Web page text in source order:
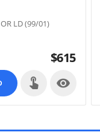
LD (99/01)
$615
